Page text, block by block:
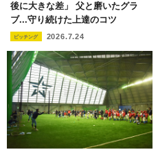
後に大きな差」 父と磨いたグラ
ブ...守り続けた上達のコツ
ピッチング 2026.7.24